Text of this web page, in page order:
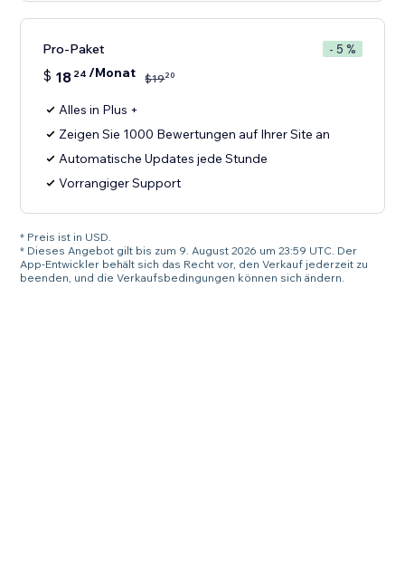
Pro-Paket - 5 %
$ 18 24 /Monat $1920
Alles in Plus +
Zeigen Sie 1000 Bewertungen auf Ihrer Site an
Automatische Updates jede Stunde
Vorrangiger Support
* Preis ist in USD.
* Dieses Angebot gilt bis zum 9. August 2026 um 23:59 UTC. Der
App-Entwickler behält sich das Recht vor, den Verkauf jederzeit zu
beenden, und die Verkaufsbedingungen können sich ändern.